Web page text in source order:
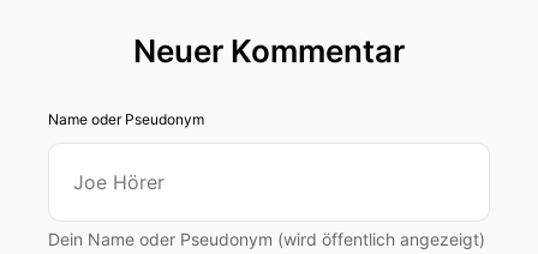
Neuer Kommentar
Name oder Pseudonym
Dein Name oder Pseudonym (wird öffentlich angezeigt)